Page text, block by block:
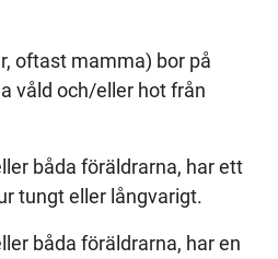
oftast mamma) bor på
våld och/eller hot från
båda föräldrarna, har ett
tungt eller långvarigt.
båda föräldrarna, har en